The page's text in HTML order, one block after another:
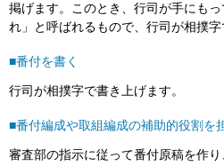
掲げます。このとき、行司が手にも
れ」と呼ばれるもので、行司が相撲字
■番付を書く
行司が相撲字で書き上げます。
■番付編成や取組編成の補助的役割を
審査部の指示に従って番付原稿を作